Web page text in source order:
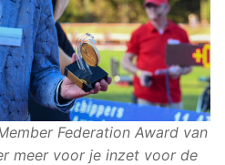
Federation Award van
meer voor je inzet voor de